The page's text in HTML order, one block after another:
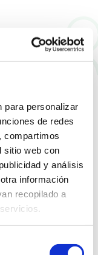
para personalizar
de redes
compartimos
sitio web con
y análisis
información
recopilado a